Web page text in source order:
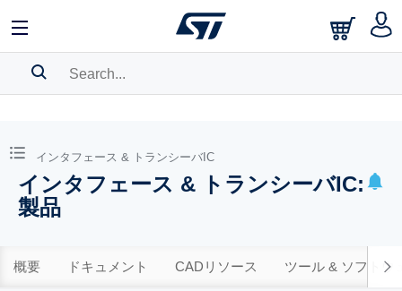
BOOKMARK
Pleaselog into show your saved searches.
インタフェース & トランシーバIC
インタフェース & トランシーバIC:
製品
概要 ドキュメント CADリソース ツール & ソフトウ